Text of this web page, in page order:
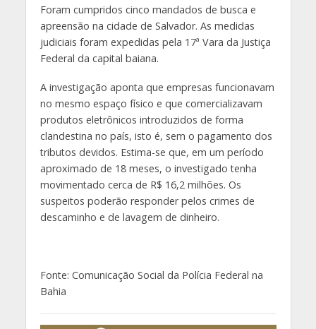
Foram cumpridos cinco mandados de busca e
apreensão na cidade de Salvador. As medidas
judiciais foram expedidas pela 17ª Vara da Justiça
Federal da capital baiana.
A investigação aponta que empresas funcionavam
no mesmo espaço físico e que comercializavam
produtos eletrônicos introduzidos de forma
clandestina no país, isto é, sem o pagamento dos
tributos devidos. Estima-se que, em um período
aproximado de 18 meses, o investigado tenha
movimentado cerca de R$ 16,2 milhões. Os
suspeitos poderão responder pelos crimes de
descaminho e de lavagem de dinheiro.
Fonte: Comunicação Social da Polícia Federal na
Bahia